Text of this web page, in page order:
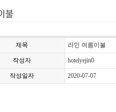
제목 라인 여름이불
작성자 hotelyejin0
작성일자 2020-07-07